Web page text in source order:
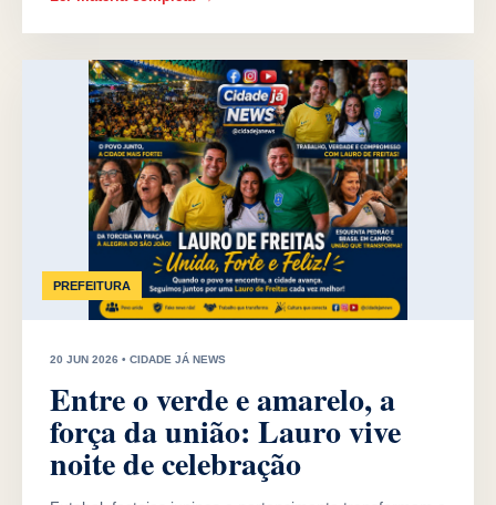
PREFEITURA
20 JUN 2026 • CIDADE JÁ NEWS
Entre o verde e amarelo, a
força da união: Lauro vive
noite de celebração